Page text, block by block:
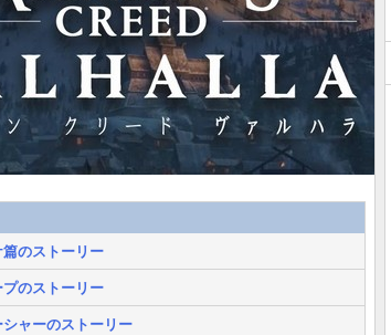
のストーリー
のストーリー
ャーのストーリー